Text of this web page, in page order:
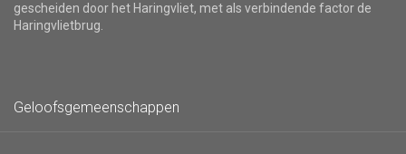
gescheiden door het Haringvliet, met als verbindende factor de
Haringvlietbrug.
Geloofsgemeenschappen